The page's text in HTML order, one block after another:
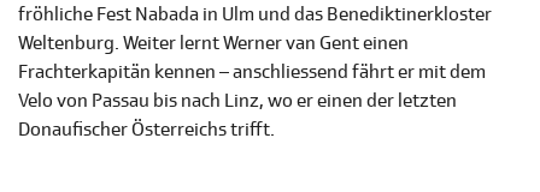
fröhliche Fest Nabada in Ulm und das Benediktinerkloster
Weltenburg. Weiter lernt Werner van Gent einen
Frachterkapitän kennen – anschliessend fährt er mit dem
Velo von Passau bis nach Linz, wo er einen der letzten
Donaufischer Österreichs trifft.